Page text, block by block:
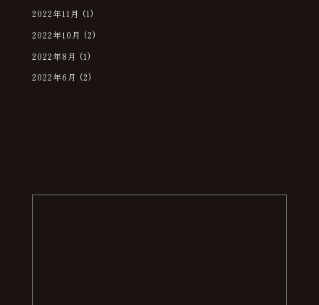
2022年11月 (1)
2022年10月 (2)
2022年8月 (1)
2022年6月 (2)